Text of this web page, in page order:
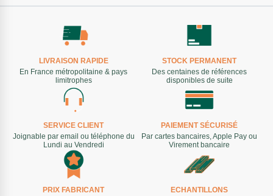
LIVRAISON RAPIDE
En France métropolitaine & pays
limitrophes
STOCK PERMANENT
Des centaines de références
disponibles de suite
SERVICE CLIENT
Joignable par email ou téléphone du
Lundi au Vendredi
PAIEMENT SÉCURISÉ
Par cartes bancaires, Apple Pay ou
Virement bancaire
PRIX FABRICANT
ECHANTILLONS